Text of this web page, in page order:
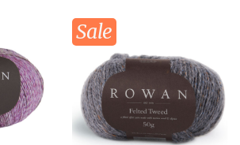
Sale